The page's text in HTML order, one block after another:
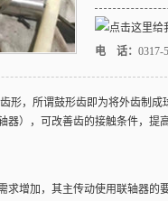
电 话： 0317-
形，所谓鼓形齿即为将外齿制
器），可改善齿的接触条件，
增加，其主传动使用联轴器的